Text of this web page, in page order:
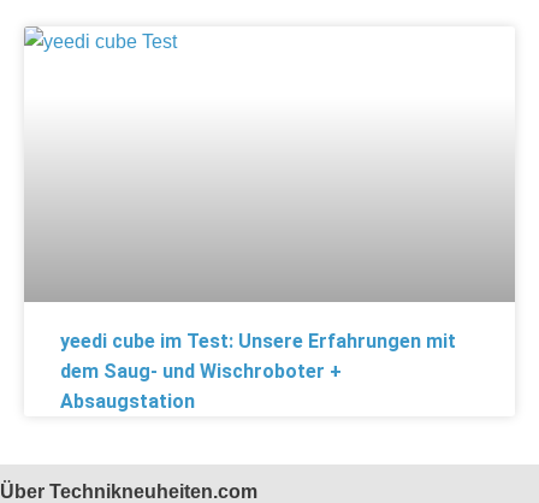
yeedi cube im Test: Unsere Erfahrungen mit
dem Saug- und Wischroboter +
Absaugstation
Über Technikneuheiten.com